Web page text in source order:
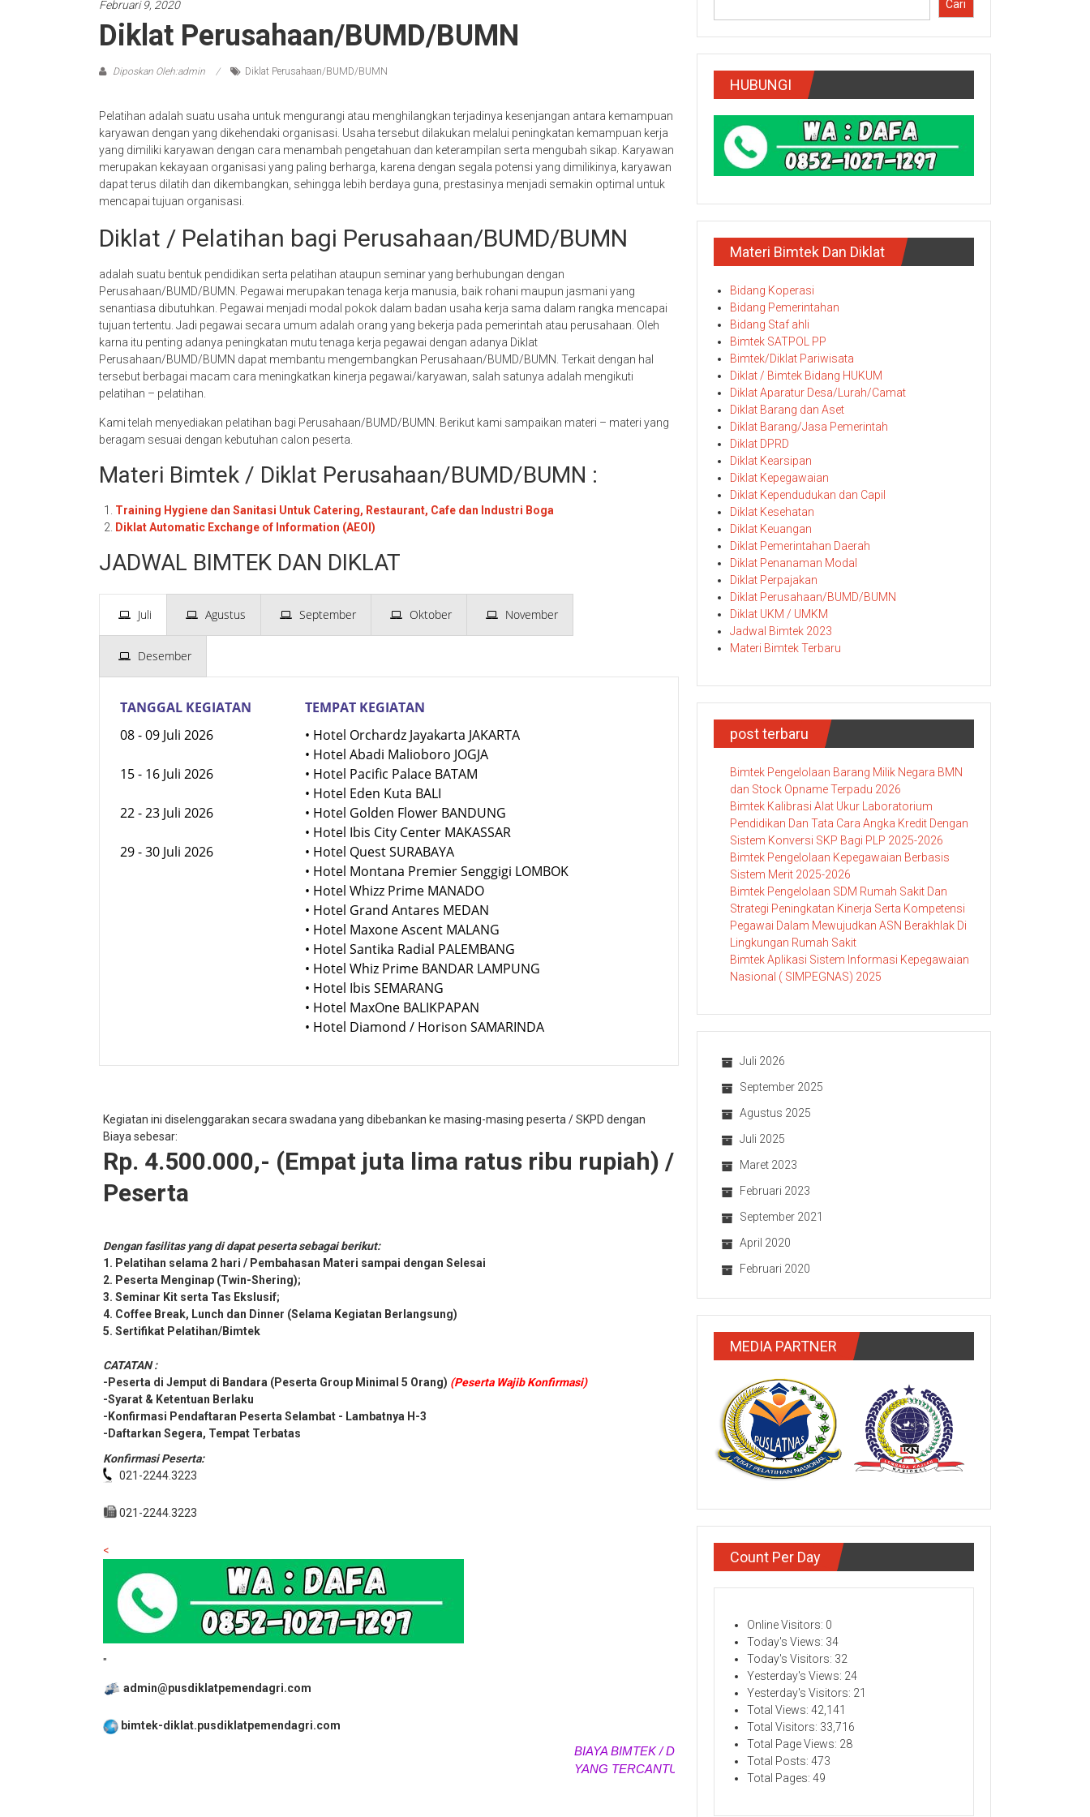
Februari 9, 2020
Diklat Perusahaan/BUMD/BUMN
Diposkan Oleh:admin Diklat Perusahaan/BUMD/BUMN
Pelatihan adalah suatu usaha untuk mengurangi atau menghilangkan terjadinya kesenjangan antara kemampuan
karyawan dengan yang dikehendaki organisasi. Usaha tersebut dilakukan melalui peningkatan kemampuan kerja
yang dimiliki karyawan dengan cara menambah pengetahuan dan keterampilan serta mengubah sikap. Karyawan
merupakan kekayaan organisasi yang paling berharga, karena dengan segala potensi yang dimilikinya, karyawan
dapat terus dilatih dan dikembangkan, sehingga lebih berdaya guna, prestasinya menjadi semakin optimal untuk
mencapai tujuan organisasi.
Diklat / Pelatihan bagi Perusahaan/BUMD/BUMN
adalah suatu bentuk pendidikan serta pelatihan ataupun seminar yang berhubungan dengan
Perusahaan/BUMD/BUMN. Pegawai merupakan tenaga kerja manusia, baik rohani maupun jasmani yang
senantiasa dibutuhkan. Pegawai menjadi modal pokok dalam badan usaha kerja sama dalam rangka mencapai
tujuan tertentu. Jadi pegawai secara umum adalah orang yang bekerja pada pemerintah atau perusahaan. Oleh
karna itu penting adanya peningkatan mutu tenaga kerja pegawai dengan adanya Diklat
Perusahaan/BUMD/BUMN dapat membantu mengembangkan Perusahaan/BUMD/BUMN. Terkait dengan hal
tersebut berbagai macam cara meningkatkan kinerja pegawai/karyawan, salah satunya adalah mengikuti
pelatihan – pelatihan.
Kami telah menyediakan pelatihan bagi Perusahaan/BUMD/BUMN. Berikut kami sampaikan materi – materi yang
beragam sesuai dengan kebutuhan calon peserta.
Materi Bimtek / Diklat Perusahaan/BUMD/BUMN :
Training Hygiene dan Sanitasi Untuk Catering, Restaurant, Cafe dan Industri Boga
Diklat Automatic Exchange of Information (AEOI)
JADWAL BIMTEK DAN DIKLAT
Juli Agustus September Oktober November
Desember
TANGGAL KEGIATAN
TEMPAT KEGIATAN
08 - 09 Juli 2026
15 - 16 Juli 2026
22 - 23 Juli 2026
29 - 30 Juli 2026
• Hotel Orchardz Jayakarta JAKARTA
• Hotel Abadi Malioboro JOGJA
• Hotel Pacific Palace BATAM
• Hotel Eden Kuta BALI
• Hotel Golden Flower BANDUNG
• Hotel Ibis City Center MAKASSAR
• Hotel Quest SURABAYA
• Hotel Montana Premier Senggigi LOMBOK
• Hotel Whizz Prime MANADO
• Hotel Grand Antares MEDAN
• Hotel Maxone Ascent MALANG
• Hotel Santika Radial PALEMBANG
• Hotel Whiz Prime BANDAR LAMPUNG
• Hotel Ibis SEMARANG
• Hotel MaxOne BALIKPAPAN
• Hotel Diamond / Horison SAMARINDA
Kegiatan ini diselenggarakan secara swadana yang dibebankan ke masing-masing peserta / SKPD dengan
Biaya sebesar:
Rp. 4.500.000,- (Empat juta lima ratus ribu rupiah) /
Peserta
Dengan fasilitas yang di dapat peserta sebagai berikut:
1. Pelatihan selama 2 hari / Pembahasan Materi sampai dengan Selesai
2. Peserta Menginap (Twin-Shering);
3. Seminar Kit serta Tas Ekslusif;
4. Coffee Break, Lunch dan Dinner (Selama Kegiatan Berlangsung)
5. Sertifikat Pelatihan/Bimtek
CATATAN :
-Peserta di Jemput di Bandara (Peserta Group Minimal 5 Orang) (Peserta Wajib Konfirmasi)
-Syarat & Ketentuan Berlaku
-Konfirmasi Pendaftaran Peserta Selambat - Lambatnya H-3
-Daftarkan Segera, Tempat Terbatas
Konfirmasi Peserta:
021-2244.3223
021-2244.3223
<
"
admin@pusdiklatpemendagri.com
bimtek-diklat.pusdiklatpemendagri.com
BIAYA BIMTEK / DIKLAT / PELATIHAN
YANG TERCANTUM SEWAKTU-WAKTU DAPAT BERUBAH
Cari
HUBUNGI
Materi Bimtek Dan Diklat
Bidang Koperasi
Bidang Pemerintahan
Bidang Staf ahli
Bimtek SATPOL PP
Bimtek/Diklat Pariwisata
Diklat / Bimtek Bidang HUKUM
Diklat Aparatur Desa/Lurah/Camat
Diklat Barang dan Aset
Diklat Barang/Jasa Pemerintah
Diklat DPRD
Diklat Kearsipan
Diklat Kepegawaian
Diklat Kependudukan dan Capil
Diklat Kesehatan
Diklat Keuangan
Diklat Pemerintahan Daerah
Diklat Penanaman Modal
Diklat Perpajakan
Diklat Perusahaan/BUMD/BUMN
Diklat UKM / UMKM
Jadwal Bimtek 2023
Materi Bimtek Terbaru
post terbaru
Bimtek Pengelolaan Barang Milik Negara BMN
dan Stock Opname Terpadu 2026
Bimtek Kalibrasi Alat Ukur Laboratorium
Pendidikan Dan Tata Cara Angka Kredit Dengan
Sistem Konversi SKP Bagi PLP 2025-2026
Bimtek Pengelolaan Kepegawaian Berbasis
Sistem Merit 2025-2026
Bimtek Pengelolaan SDM Rumah Sakit Dan
Strategi Peningkatan Kinerja Serta Kompetensi
Pegawai Dalam Mewujudkan ASN Berakhlak Di
Lingkungan Rumah Sakit
Bimtek Aplikasi Sistem Informasi Kepegawaian
Nasional ( SIMPEGNAS) 2025
Juli 2026
September 2025
Agustus 2025
Juli 2025
Maret 2023
Februari 2023
September 2021
April 2020
Februari 2020
MEDIA PARTNER
Count Per Day
Online Visitors: 0
Today's Views: 34
Today's Visitors: 32
Yesterday's Views: 24
Yesterday's Visitors: 21
Total Views: 42,141
Total Visitors: 33,716
Total Page Views: 28
Total Posts: 473
Total Pages: 49